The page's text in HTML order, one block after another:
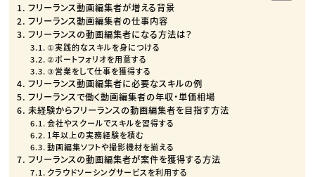
フリーランス動画編集者が増える背景
フリーランス動画編集者の仕事内容
フリーランスの動画編集者になる方法は？
①実践的なスキルを身につける
②ポートフォリオを用意する
③営業をして仕事を獲得する
フリーランス動画編集者に必要なスキルの例
フリーランスで働く動画編集者の年収・単価相場
未経験からフリーランスの動画編集者を目指す方法
会社やスクールでスキルを習得する
1年以上の実務経験を積む
動画編集ソフトや撮影機材を揃える
フリーランスの動画編集者が案件を獲得する方法
クラウドソーシングサービスを利用する